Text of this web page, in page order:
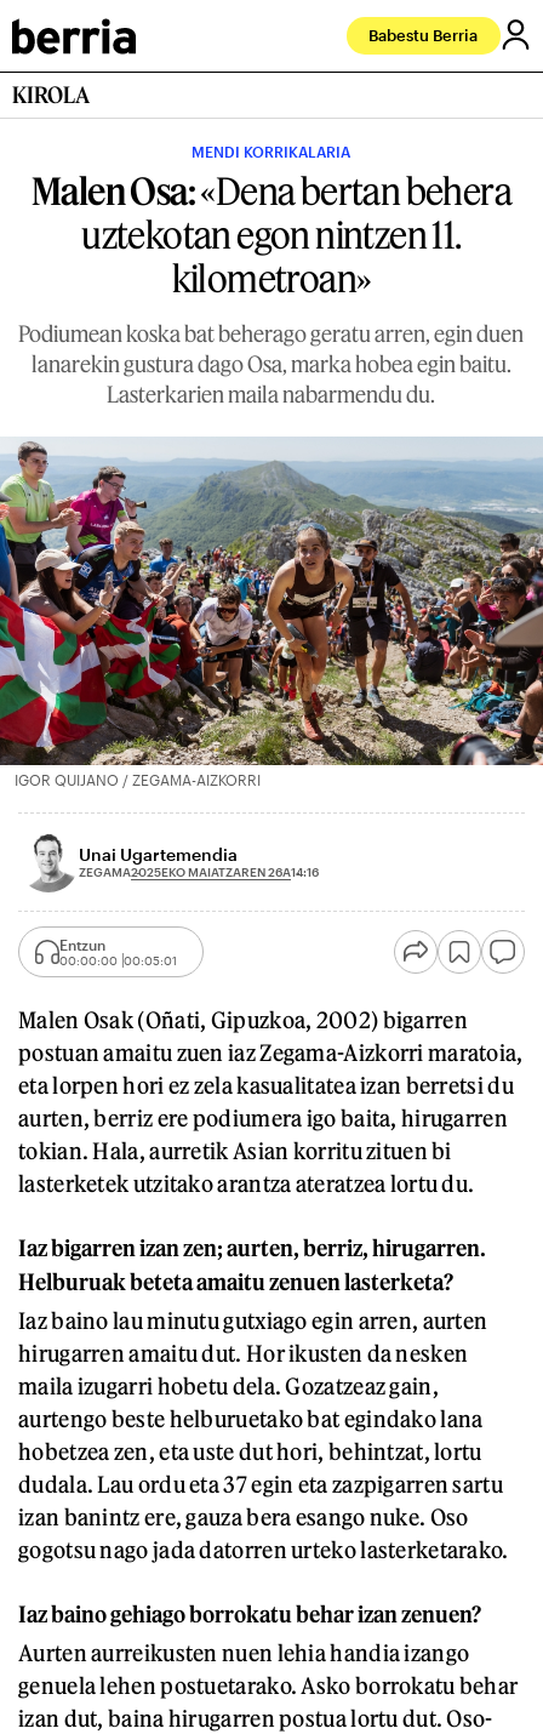
Babestu Berria
KIROLA
MENDI KORRIKALARIA
Malen Osa:«Dena bertan behera
uztekotan egon nintzen 11.
kilometroan»
Podiumean koska bat beherago geratu arren, egin duen
lanarekin gustura dago Osa, marka hobea egin baitu.
Lasterkarien maila nabarmendu du.
IGOR QUIJANO / ZEGAMA-AIZKORRI
Unai Ugartemendia
ZEGAMA2025EKO MAIATZAREN 26A14:16
Entzun
00:00:00 00:05:01
Malen Osak (Oñati, Gipuzkoa, 2002) bigarren
postuan amaitu zuen iaz Zegama-Aizkorri maratoia,
eta lorpen hori ez zela kasualitatea izan berretsi du
aurten, berriz ere podiumera igo baita, hirugarren
tokian. Hala, aurretik Asian korritu zituen bi
lasterketek utzitako arantza ateratzea lortu du.
Iaz bigarren izan zen; aurten, berriz, hirugarren.
Helburuak beteta amaitu zenuen lasterketa?
Iaz baino lau minutu gutxiago egin arren, aurten
hirugarren amaitu dut. Hor ikusten da nesken
maila izugarri hobetu dela. Gozatzeaz gain,
aurtengo beste helburuetako bat egindako lana
hobetzea zen, eta uste dut hori, behintzat, lortu
dudala. Lau ordu eta 37 egin eta zazpigarren sartu
izan banintz ere, gauza bera esango nuke. Oso
gogotsu nago jada datorren urteko lasterketarako.
Iaz baino gehiago borrokatu behar izan zenuen?
Aurten aurreikusten nuen lehia handia izango
genuela lehen postuetarako. Asko borrokatu behar
izan dut, baina hirugarren postua lortu dut. Oso-